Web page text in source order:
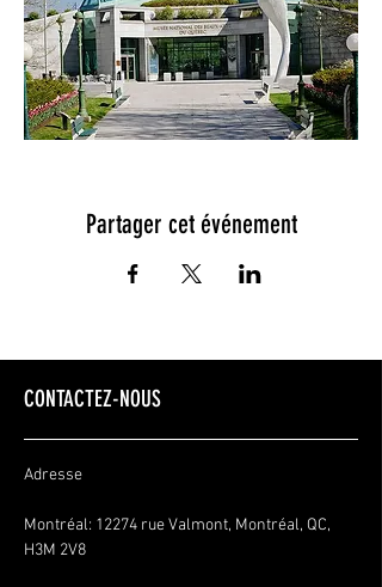
Partager cet événement
CONTACTEZ-NOUS
Adresse
Montréal: 12274 rue Valmont, Montréal, QC,
H3M 2V8